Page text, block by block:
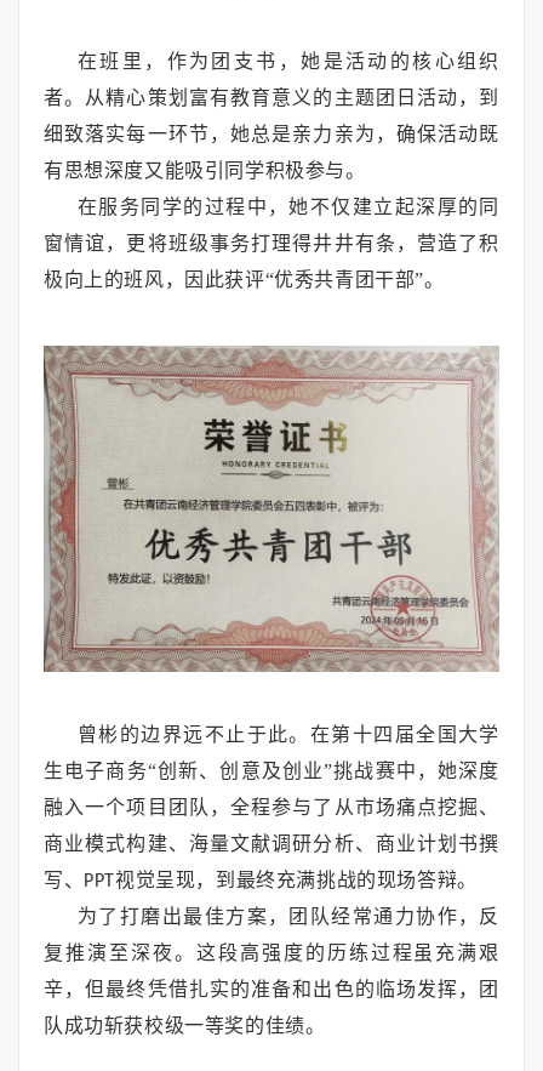
在班里，作为团支书，她是活动的核心组织
者。从精心策划富有教育意义的主题团日活动，到
细致落实每一环节，她总是亲力亲为，确保活动既
有思想深度又能吸引同学积极参与。
在服务同学的过程中，她不仅建立起深厚的同
窗情谊，更将班级事务打理得井井有条，营造了积
极向上的班风，因此获评“优秀共青团干部”。
曾彬的边界远不止于此。在第十四届全国大学
生电子商务“创新、创意及创业”挑战赛中，她深度
融入一个项目团队，全程参与了从市场痛点挖掘、
商业模式构建、海量文献调研分析、商业计划书撰
写、 PPT 视觉呈现，到最终充满挑战的现场答辩。
为了打磨出最佳方案，团队经常通力协作，反
复推演至深夜。这段高强度的历练过程虽充满艰
辛，但最终凭借扎实的准备和出色的临场发挥，团
队成功斩获校级一等奖的佳绩。